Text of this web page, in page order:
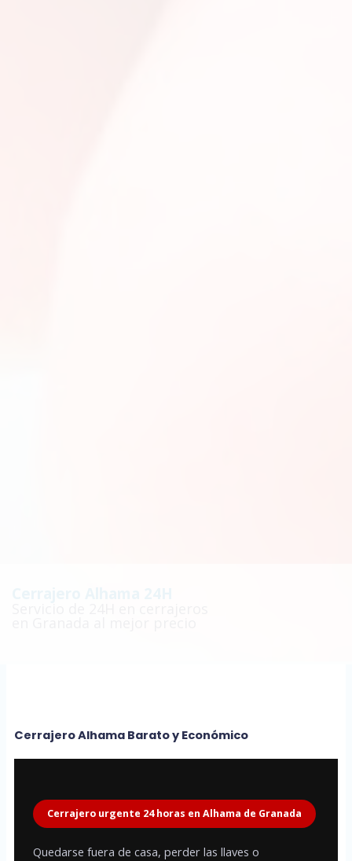
Cerrajero Alhama Barato y Económico
Cerrajero urgente 24 horas en Alhama de Granada
Quedarse fuera de casa, perder las llaves o